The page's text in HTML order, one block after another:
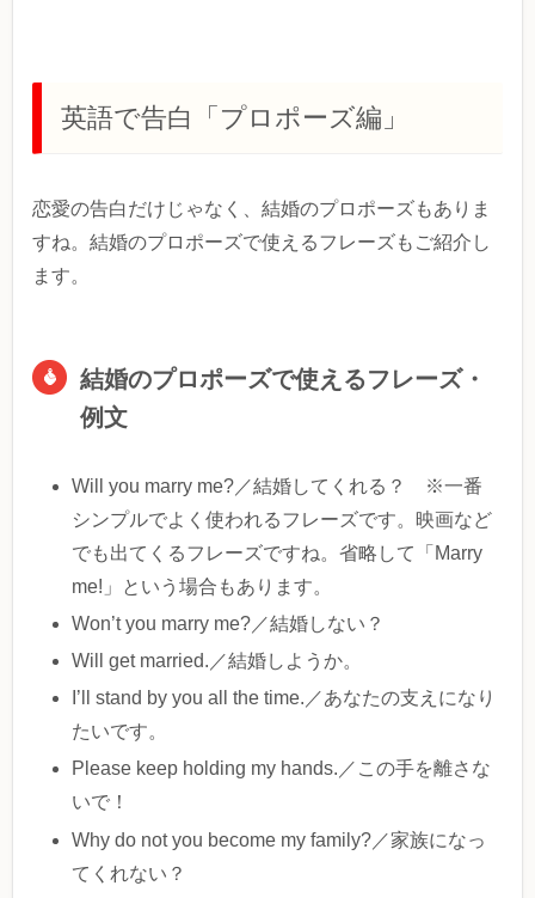
英語で告白「プロポーズ編」
恋愛の告白だけじゃなく、結婚のプロポーズもありま
すね。結婚のプロポーズで使えるフレーズもご紹介し
ます。
結婚のプロポーズで使えるフレーズ・
例文
Will you marry me?／結婚してくれる？ ※一番
シンプルでよく使われるフレーズです。映画など
でも出てくるフレーズですね。省略して「Marry
me!」という場合もあります。
Won’t you marry me?／結婚しない？
Will get married.／結婚しようか。
I’ll stand by you all the time.／あなたの支えになり
たいです。
Please keep holding my hands.／この手を離さな
いで！
Why do not you become my family?／家族になっ
てくれない？